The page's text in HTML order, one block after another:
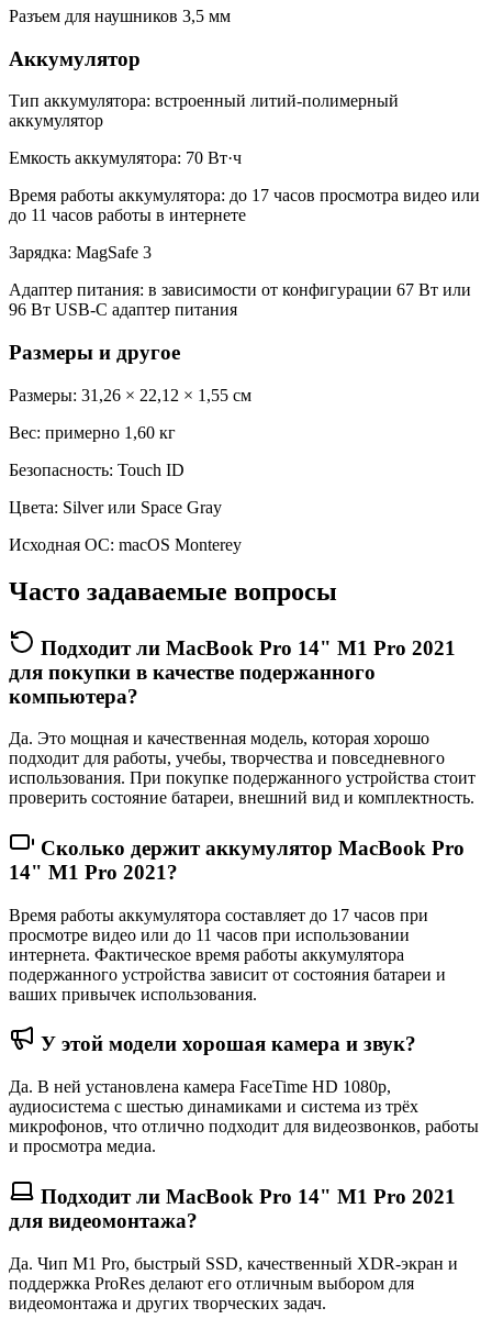
Разъем для наушников 3,5 мм
Аккумулятор
Тип аккумулятора: встроенный литий-полимерный
аккумулятор
Емкость аккумулятора: 70 Вт·ч
Время работы аккумулятора: до 17 часов просмотра видео или
до 11 часов работы в интернете
Зарядка: MagSafe 3
Адаптер питания: в зависимости от конфигурации 67 Вт или
96 Вт USB-C адаптер питания
Размеры и другое
Размеры: 31,26 × 22,12 × 1,55 см
Вес: примерно 1,60 кг
Безопасность: Touch ID
Цвета: Silver или Space Gray
Исходная ОС: macOS Monterey
Часто задаваемые вопросы
Подходит ли MacBook Pro 14" M1 Pro 2021
для покупки в качестве подержанного
компьютера?
Да. Это мощная и качественная модель, которая хорошо
подходит для работы, учебы, творчества и повседневного
использования. При покупке подержанного устройства стоит
проверить состояние батареи, внешний вид и комплектность.
Сколько держит аккумулятор MacBook Pro
14" M1 Pro 2021?
Время работы аккумулятора составляет до 17 часов при
просмотре видео или до 11 часов при использовании
интернета. Фактическое время работы аккумулятора
подержанного устройства зависит от состояния батареи и
ваших привычек использования.
У этой модели хорошая камера и звук?
Да. В ней установлена камера FaceTime HD 1080p,
аудиосистема с шестью динамиками и система из трёх
микрофонов, что отлично подходит для видеозвонков, работы
и просмотра медиа.
Подходит ли MacBook Pro 14" M1 Pro 2021
для видеомонтажа?
Да. Чип M1 Pro, быстрый SSD, качественный XDR-экран и
поддержка ProRes делают его отличным выбором для
видеомонтажа и других творческих задач.